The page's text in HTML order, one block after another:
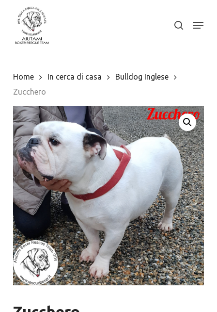
content
search
Menu
Home In cerca di casa
Bulldog Inglese
Zucchero
Close